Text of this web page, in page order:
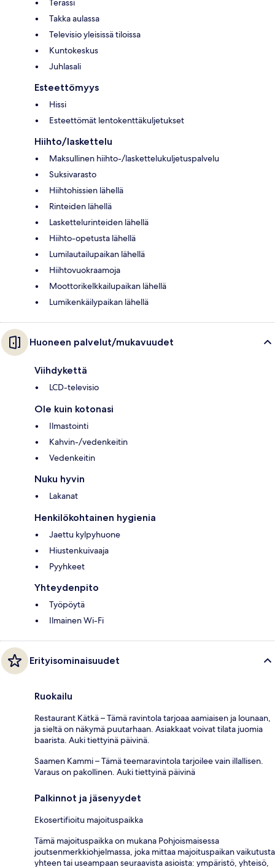
Terassi
Takka aulassa
Televisio yleisissä tiloissa
Kuntokeskus
Juhlasali
Esteettömyys
Hissi
Esteettömät lentokenttäkuljetukset
Hiihto/laskettelu
Maksullinen hiihto-/laskettelukuljetuspalvelu
Suksivarasto
Hiihtohissien lähellä
Rinteiden lähellä
Laskettelurinteiden lähellä
Hiihto-opetusta lähellä
Lumilautailupaikan lähellä
Hiihtovuokraamoja
Moottorikelkkailupaikan lähellä
Lumikenkäilypaikan lähellä
Huoneen palvelut/mukavuudet
Viihdykettä
LCD-televisio
Ole kuin kotonasi
Ilmastointi
Kahvin-/vedenkeitin
Vedenkeitin
Nuku hyvin
Lakanat
Henkilökohtainen hygienia
Jaettu kylpyhuone
Hiustenkuivaaja
Pyyhkeet
Yhteydenpito
Työpöytä
Ilmainen Wi-Fi
Erityisominaisuudet
Ruokailu
Restaurant Kätkä – Tämä ravintola tarjoaa aamiaisen ja lounaan,
ja sieltä on näkymä puutarhaan. Asiakkaat voivat tilata juomia
baarista. Auki tiettyinä päivinä.
Saamen Kammi – Tämä teemaravintola tarjoilee vain illallisen.
Varaus on pakollinen. Auki tiettyinä päivinä
Palkinnot ja jäsenyydet
Ekosertifioitu majoituspaikka
Tämä majoituspaikka on mukana Pohjoismaisessa
joutsenmerkkiohjelmassa, joka mittaa majoituspaikan vaikutusta
yhteen tai useampaan seuraavista asioista: ympäristö, yhteisö,